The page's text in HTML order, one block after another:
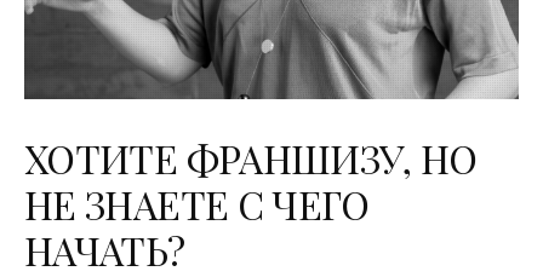
ХОТИТЕ ФРАНШИЗУ, НО
НЕ ЗНАЕТЕ С ЧЕГО
НАЧАТЬ?